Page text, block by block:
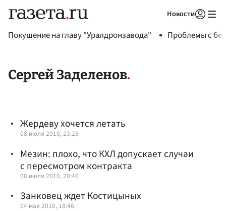
Новости
Покушение на главу "Уралдронзавода" Проблемы с
Сергей Заделенов
Жердеву хочется летать
08 июля 2010, 23:25
Мезин: плохо, что КХЛ допускает случаи
с пересмотром контракта
08 июля 2010, 20:46
Занковец ждет Костицыных
04 мая 2010, 18:46